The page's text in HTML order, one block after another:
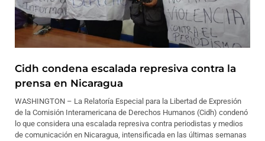
Cidh condena escalada represiva contra la
prensa en Nicaragua
WASHINGTON – La Relatoría Especial para la Libertad de Expresión
de la Comisión Interamericana de Derechos Humanos (Cidh) condenó
lo que considera una escalada represiva contra periodistas y medios
de comunicación en Nicaragua, intensificada en las últimas semanas